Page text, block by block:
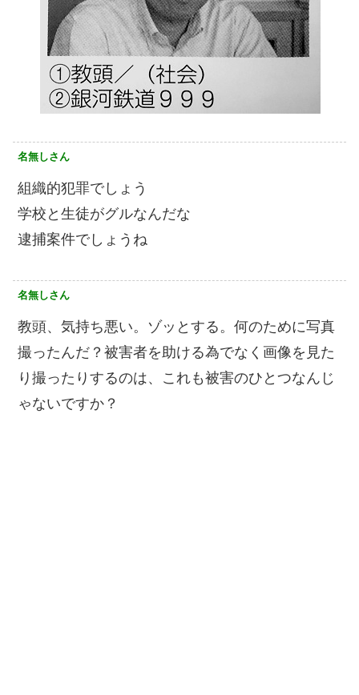
名無しさん
組織的犯罪でしょう
学校と生徒がグルなんだな
逮捕案件でしょうね
名無しさん
教頭、気持ち悪い。ゾッとする。何のために写真
撮ったんだ？被害者を助ける為でなく画像を見た
り撮ったりするのは、これも被害のひとつなんじ
ゃないですか？